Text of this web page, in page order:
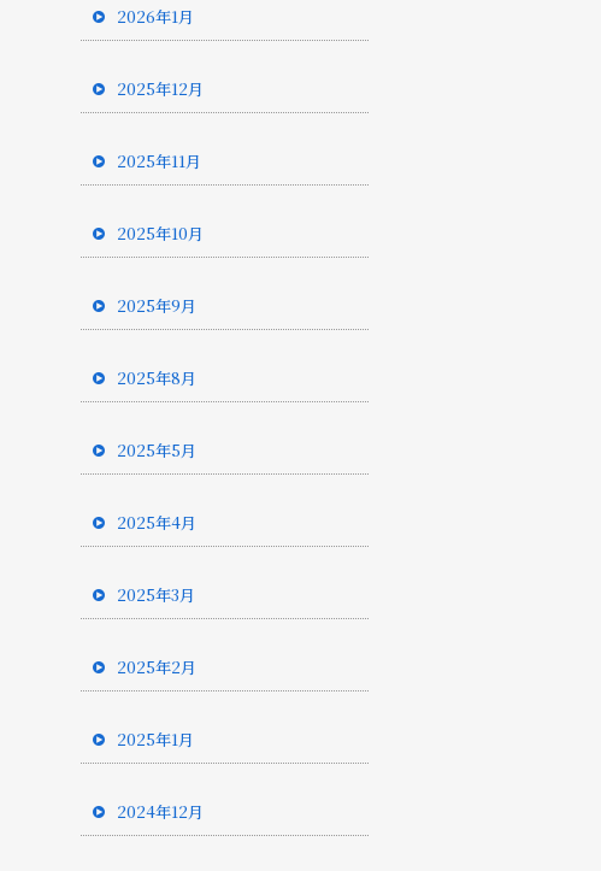
2026年1月
2025年12月
2025年11月
2025年10月
2025年9月
2025年8月
2025年5月
2025年4月
2025年3月
2025年2月
2025年1月
2024年12月